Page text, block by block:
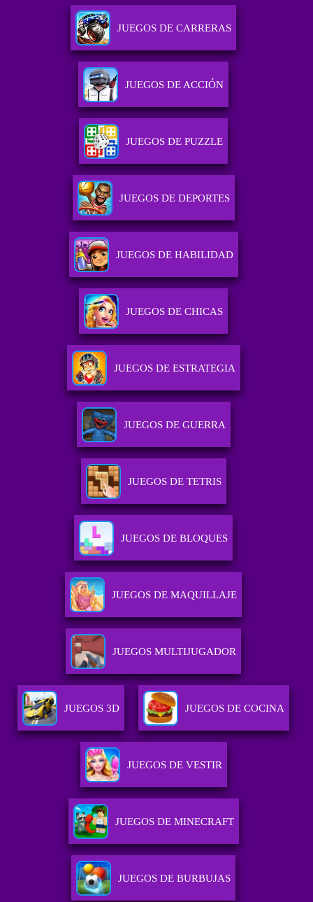
JUEGOS DE CARRERAS
JUEGOS DE ACCIÓN
JUEGOS DE PUZZLE
JUEGOS DE DEPORTES
JUEGOS DE HABILIDAD
JUEGOS DE CHICAS
JUEGOS DE ESTRATEGIA
JUEGOS DE GUERRA
JUEGOS DE TETRIS
JUEGOS DE BLOQUES
JUEGOS DE MAQUILLAJE
JUEGOS MULTIJUGADOR
JUEGOS 3D JUEGOS DE COCINA
JUEGOS DE VESTIR
JUEGOS DE MINECRAFT
JUEGOS DE BURBUJAS